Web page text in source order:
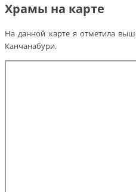
Храмы на карте
На данной карте я отметила
Канчанабури.